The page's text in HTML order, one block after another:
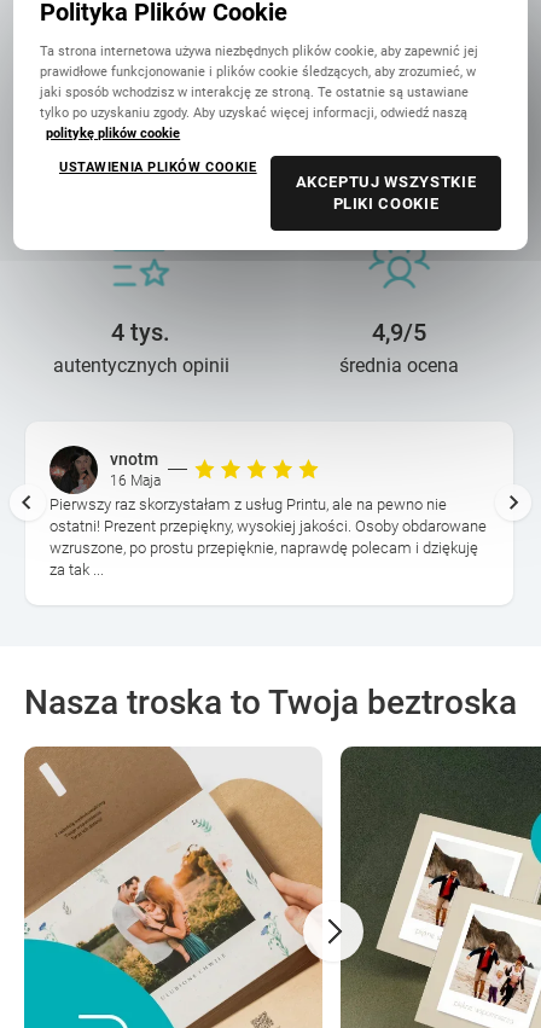
14 lat troski 90 mln+
wydrukowanych zdjęć
4 tys.
autentycznych opinii
4,9/5
średnia ocena
vnotm
16 Maja
Pierwszy raz skorzystałam z usług Printu, ale na pewno nie
ostatni! Prezent przepiękny, wysokiej jakości. Osoby obdarowane
wzruszone, po prostu przepięknie, naprawdę polecam i dziękuję
za tak ...
Nasza troska to Twoja beztroska
Polityka Plików Cookie
Ta strona internetowa używa niezbędnych plików cookie, aby zapewnić jej
prawidłowe funkcjonowanie i plików cookie śledzących, aby zrozumieć, w
jaki sposób wchodzisz w interakcję ze stroną. Te ostatnie są ustawiane
tylko po uzyskaniu zgody. Aby uzyskać więcej informacji, odwiedź naszą
politykę plików cookie
USTAWIENIA PLIKÓW COOKIE
AKCEPTUJ WSZYSTKIE
PLIKI COOKIE